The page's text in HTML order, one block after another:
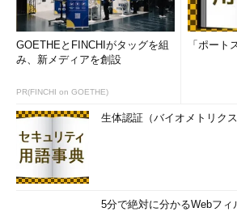
トを投げて応答を受信し、その受信した結
理を自作する必要がありました。
Zabbix 4.0で追加された、「HTTPエージ
ムの「保存前処理」を組み合わせることに
での応答から、特定の属性値のみを取り出
フェースでの設定だけでできるようになり
GOETHEとFINCHIがタッグを組
み、新メディアを創設
PR(FINCHI on GOETHE)
「ポート
生体認証（バイオメトリク
5分で絶対に分かるWebフィ